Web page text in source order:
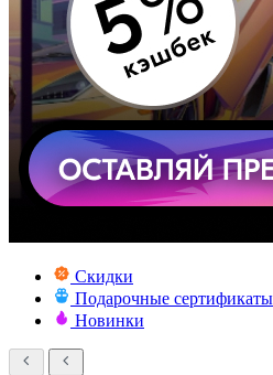
Скидки
Подарочные сертификаты
Новинки